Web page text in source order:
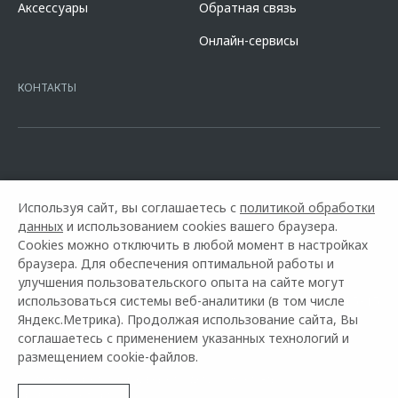
кредита в разделе «Кредит на покупку автомобиля у дилера» на
Кредит предоставляет АО Альфа-Банк. ИНН
16.01.2015. Предложение ограничено и не является публичной
Аксессуары
Обратная связь
Онлайн-сервисы
КОНТАКТЫ
Горячая линия OMODA: +7 (861) 212-15-15
© 2026 АВТО ДЛЯ ВАС
Используя сайт, вы соглашаетесь с политикой обработки
данных и использованием cookies вашего браузера.
Cookies можно отключить в любой момент в настройках
браузера. Для обеспечения оптимальной работы и
улучшения пользовательского опыта на сайте могут
использоваться системы веб-аналитики (в том числе
Яндекс.Метрика). Продолжая использование сайта, Вы
соглашаетесь с применением указанных технологий и
размещением cookie-файлов.